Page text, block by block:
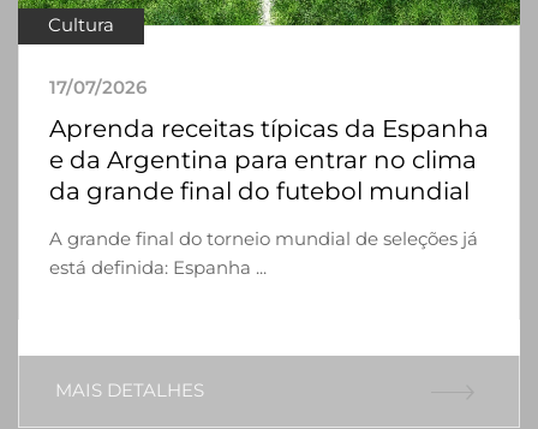
Cultura
17/07/2026
Aprenda receitas típicas da Espanha
e da Argentina para entrar no clima
da grande final do futebol mundial
A grande final do torneio mundial de seleções já
está definida: Espanha ...
MAIS DETALHES